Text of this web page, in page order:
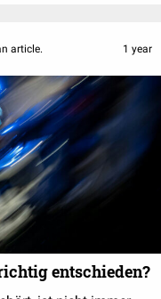
article. 1 year
entschieden?